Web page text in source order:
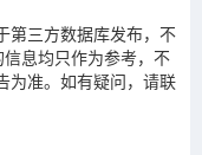
第三方数据库发布，不
息均只作为参考，不
为准。如有疑问，请联